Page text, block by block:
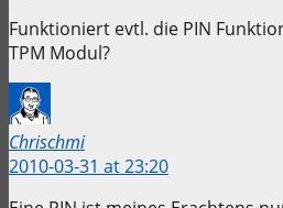
Funktioniert evtl. die PIN
TPM Modul?
Chrischmi
2010-03-31 at 23:20